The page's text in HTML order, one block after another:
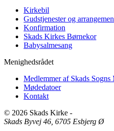
Kirkebil
Gudstjenester og
Konfirmation
Skads Kirkes Børnekor
Babysalmesang
Menighedsrådet
Medlemmer af Skads Sogns
Mødedatoer
Kontakt
© 2026 Skads Kirke -
Skads Byvej 46, 6705 Esbjerg Ø